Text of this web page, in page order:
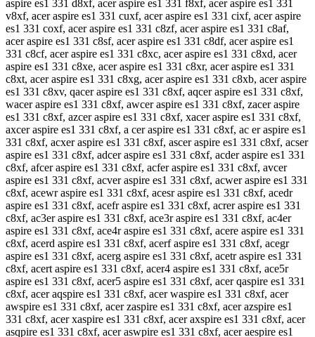
aspire es1 331 d8xf, acer aspire es1 331 f8xf, acer aspire es1 331
v8xf, acer aspire es1 331 cuxf, acer aspire es1 331 cixf, acer aspire
es1 331 coxf, acer aspire es1 331 c8zf, acer aspire es1 331 c8af,
acer aspire es1 331 c8sf, acer aspire es1 331 c8df, acer aspire es1
331 c8cf, acer aspire es1 331 c8xc, acer aspire es1 331 c8xd, acer
aspire es1 331 c8xe, acer aspire es1 331 c8xr, acer aspire es1 331
c8xt, acer aspire es1 331 c8xg, acer aspire es1 331 c8xb, acer aspire
es1 331 c8xv, qacer aspire es1 331 c8xf, aqcer aspire es1 331 c8xf,
wacer aspire es1 331 c8xf, awcer aspire es1 331 c8xf, zacer aspire
es1 331 c8xf, azcer aspire es1 331 c8xf, xacer aspire es1 331 c8xf,
axcer aspire es1 331 c8xf, a cer aspire es1 331 c8xf, ac er aspire es1
331 c8xf, acxer aspire es1 331 c8xf, ascer aspire es1 331 c8xf, acser
aspire es1 331 c8xf, adcer aspire es1 331 c8xf, acder aspire es1 331
c8xf, afcer aspire es1 331 c8xf, acfer aspire es1 331 c8xf, avcer
aspire es1 331 c8xf, acver aspire es1 331 c8xf, acwer aspire es1 331
c8xf, acewr aspire es1 331 c8xf, acesr aspire es1 331 c8xf, acedr
aspire es1 331 c8xf, acefr aspire es1 331 c8xf, acrer aspire es1 331
c8xf, ac3er aspire es1 331 c8xf, ace3r aspire es1 331 c8xf, ac4er
aspire es1 331 c8xf, ace4r aspire es1 331 c8xf, acere aspire es1 331
c8xf, acerd aspire es1 331 c8xf, acerf aspire es1 331 c8xf, acegr
aspire es1 331 c8xf, acerg aspire es1 331 c8xf, acetr aspire es1 331
c8xf, acert aspire es1 331 c8xf, acer4 aspire es1 331 c8xf, ace5r
aspire es1 331 c8xf, acer5 aspire es1 331 c8xf, acer qaspire es1 331
c8xf, acer aqspire es1 331 c8xf, acer waspire es1 331 c8xf, acer
awspire es1 331 c8xf, acer zaspire es1 331 c8xf, acer azspire es1
331 c8xf, acer xaspire es1 331 c8xf, acer axspire es1 331 c8xf, acer
asqpire es1 331 c8xf, acer aswpire es1 331 c8xf, acer aespire es1